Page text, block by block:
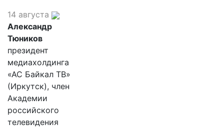
14 августа
Александр
Тюников
президент
медиахолдинга
«АС Байкал ТВ»
(Иркутск), член
Академии
российского
телевидения